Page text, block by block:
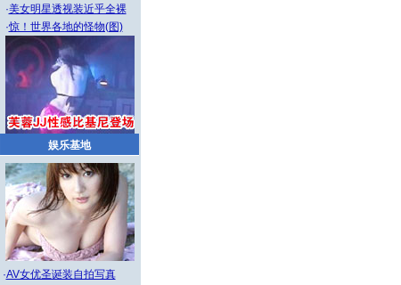
·美女明星透视装近乎全裸
·惊！世界各地的怪物(图)
娱乐基地
·AV女优圣诞装自拍写真